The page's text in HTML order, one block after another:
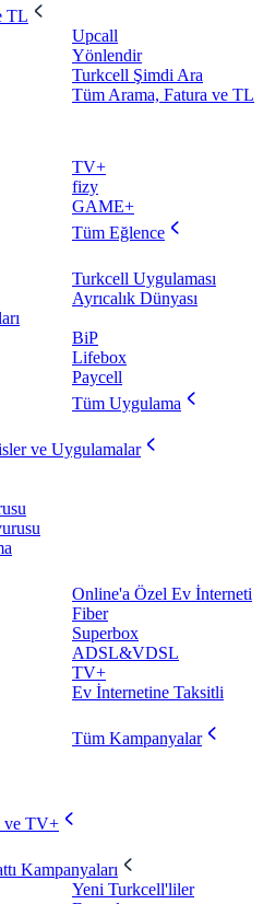
TL
Upcall
Yönlendir
Turkcell Şimdi Ara
Tüm Arama, Fatura ve TL
TV+
fizy
GAME+
Tüm Eğlence
Turkcell Uygulaması
Ayrıcalık Dünyası
BiP
Lifebox
Paycell
Tüm Uygulama
ve Uygulamalar
Online'a Özel Ev İnterneti
Fiber
Superbox
ADSL&VDSL
TV+
Ev İnternetine Taksitli
Tüm Kampanyalar
ve TV+
Kampanyaları
Yeni Turkcell'liler